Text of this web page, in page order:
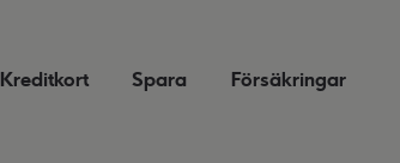
Kreditkort Spara Försäkringar